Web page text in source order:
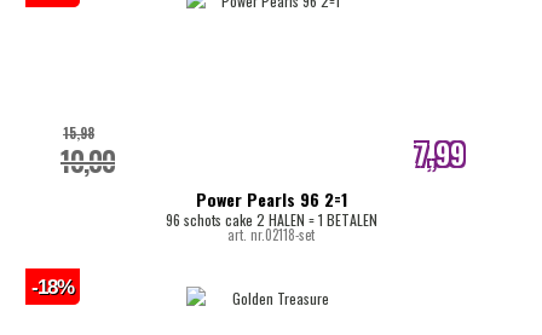
Power Pearls 96 2=1
96 schots cake 2 HALEN = 1 BETALEN
art. nr.02118-set
10,00
15,98 7,99
internetprijs
-18%